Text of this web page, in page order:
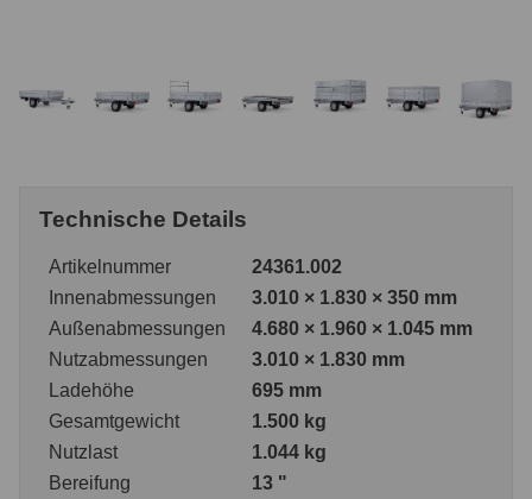
Technische Details
Artikelnummer
24361.002
Innenabmessungen
3.010 × 1.830 × 350 mm
Außenabmessungen
4.680 × 1.960 × 1.045 mm
Nutzabmessungen
3.010 × 1.830 mm
Ladehöhe
695 mm
Gesamtgewicht
1.500 kg
Nutzlast
1.044 kg
Bereifung
13 "